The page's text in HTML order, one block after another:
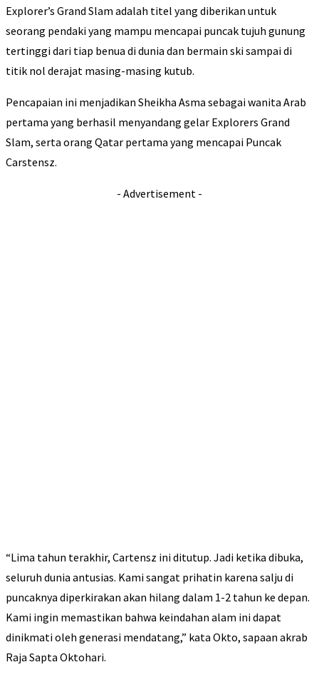
Explorer’s Grand Slam adalah titel yang diberikan untuk
seorang pendaki yang mampu mencapai puncak tujuh gunung
tertinggi dari tiap benua di dunia dan bermain ski sampai di
titik nol derajat masing-masing kutub.
Pencapaian ini menjadikan Sheikha Asma sebagai wanita Arab
pertama yang berhasil menyandang gelar Explorers Grand
Slam, serta orang Qatar pertama yang mencapai Puncak
Carstensz.
- Advertisement -
“Lima tahun terakhir, Cartensz ini ditutup. Jadi ketika dibuka,
seluruh dunia antusias. Kami sangat prihatin karena salju di
puncaknya diperkirakan akan hilang dalam 1-2 tahun ke depan.
Kami ingin memastikan bahwa keindahan alam ini dapat
dinikmati oleh generasi mendatang,” kata Okto, sapaan akrab
Raja Sapta Oktohari.